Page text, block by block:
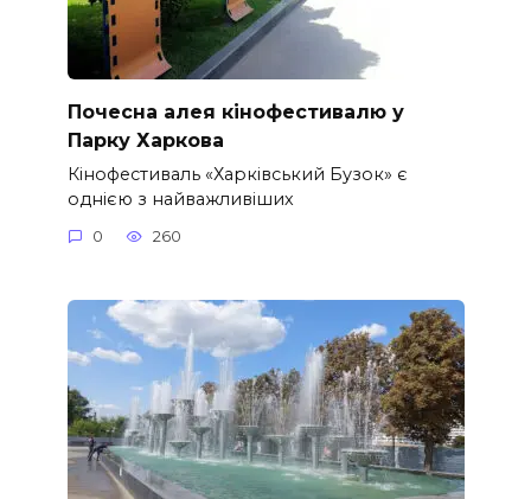
Почесна алея кінофестивалю у
Парку Харкова
Кінофестиваль «Харківський Бузок» є
однією з найважливіших
0 260